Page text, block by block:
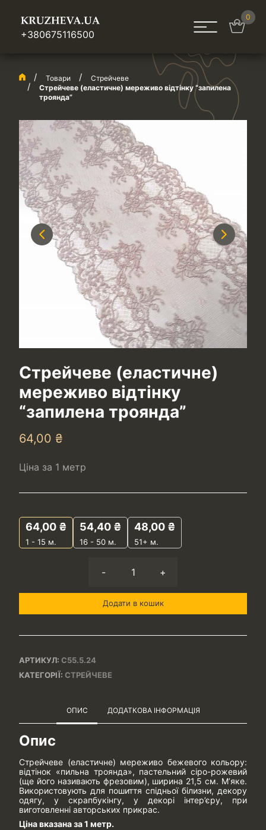
+380675116500
0
Товари
Стрейчеве
Стрейчеве (еластичне) мереживо відтінку “запилена
троянда”
Previous Next
Стрейчеве (еластичне)
мереживо відтінку
“запилена троянда”
64,00 ₴
Ціна за 1 метр
64,00 ₴
1 - 15 м.
54,40 ₴
16 - 50 м.
48,00 ₴
51+ м.
- +
Додати в кошик
АРТИКУЛ: С55.5.24
КАТЕГОРІЇ: СТРЕЙЧЕВЕ
ОПИС ДОДАТКОВА ІНФОРМАЦІЯ
Опис
Стрейчеве (еластичне) мереживо бежевого кольору:
відтінок «пильна троянда», пастельний сіро-рожевий
(ще його називають фрезовим), ширина 21,5 см. М’яке.
Використовують для пошиття спідньої білизни, декору
одягу, у скрапбукінгу, у декорі інтер’єру, при
виготовленні авторських прикрас.
Ціна вказана за 1 метр.